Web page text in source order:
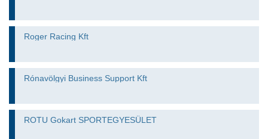
Roger Racing Kft
Rónavölgyi Business Support Kft
ROTU Gokart SPORTEGYESÜLET